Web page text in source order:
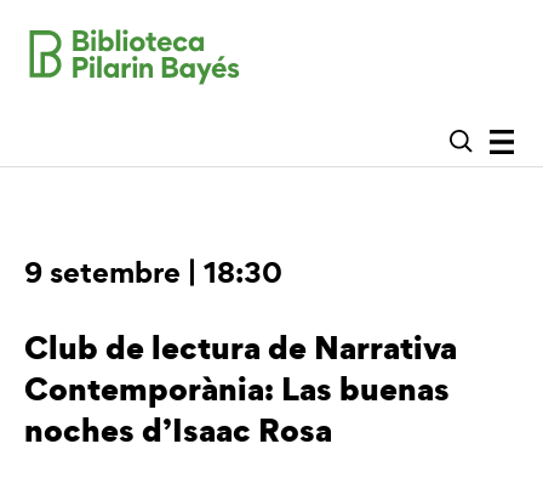
9 setembre | 18:30
Club de lectura de Narrativa
Contemporània: Las buenas
noches d’Isaac Rosa